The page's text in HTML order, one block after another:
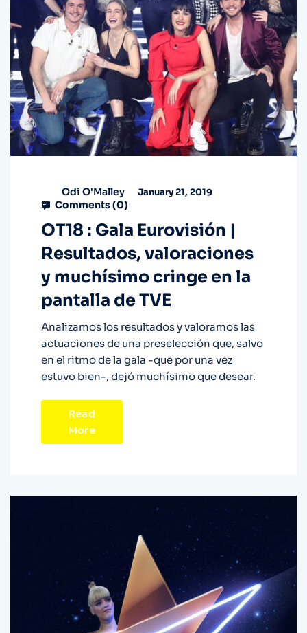
Odi O'Malley January 21, 2019
Comments (0)
OT18 : Gala Eurovisión |
Resultados, valoraciones
y muchísimo cringe en la
pantalla de TVE
Analizamos los resultados y valoramos las
actuaciones de una preselección que, salvo
en el ritmo de la gala -que por una vez
estuvo bien-, dejó muchísimo que desear.
Read
More